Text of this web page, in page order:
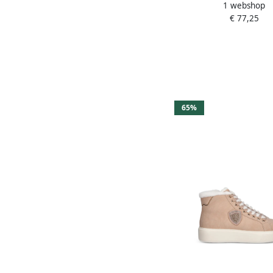
Grijze Suède White
1 webshop
€ 77,25
65%